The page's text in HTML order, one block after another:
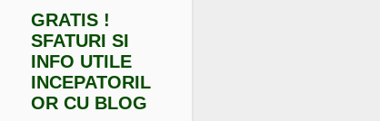
GRATIS !
SFATURI SI
INFO UTILE
INCEPATORIL
OR CU BLOG